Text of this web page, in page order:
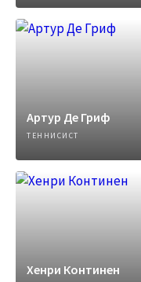
Артур Де Гриф
ТЕННИСИСТ
Хенри Континен